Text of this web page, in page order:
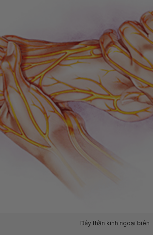
Dây thần kinh ngoại biên